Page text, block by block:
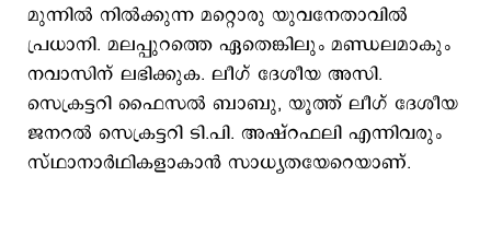
മുന്നില്‍ നില്‍ക്കുന്ന മറ്റൊരു യുവനേതാവില്‍
പ്രധാനി. മലപ്പുറത്തെ ഏതെങ്കിലും മണ്ഡലമാകും
നവാസിന് ലഭിക്കുക. ലീഗ് ദേശീയ അസി.
സെക്രട്ടറി ഫൈസല്‍ ബാബു, യൂത്ത് ലീഗ് ദേശീയ
ജനറല്‍ സെക്രട്ടറി ടി.പി. അഷ്റഫലി എന്നിവരും
സ്ഥാനാര്‍ഥികളാകാന്‍ സാധ്യതയേറെയാണ്.